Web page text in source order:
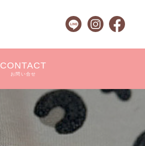
CONTACT
お問い合せ